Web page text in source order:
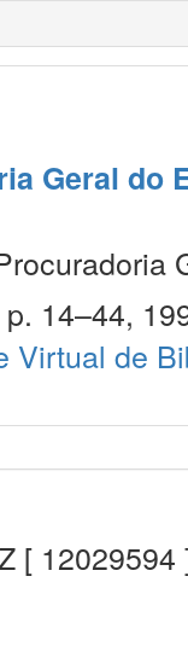
Geral do
14–44,
Virtual de
[ 12029594